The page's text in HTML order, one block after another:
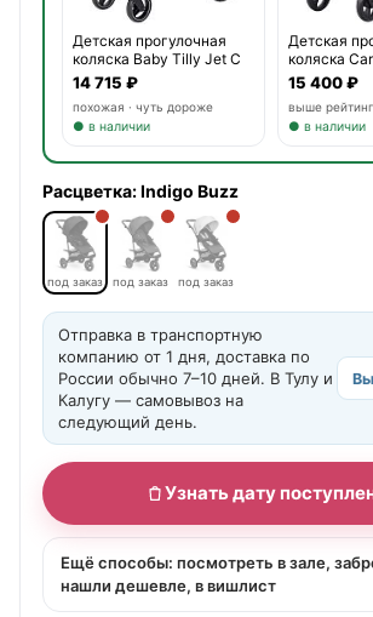
Детская прогулочная
коляска Baby Tilly Jet C
14 715 ₽
похожая · чуть дороже
● в наличии
Детская
коляска
15 400 ₽
● в наличии
Расцветка:Indigo Buzz
под заказ под заказ под заказ
Отправка в транспортную
компанию от 1 дня, доставка по
России обычно 7–10 дней. В Тулу и
Калугу — самовывоз на
следующий день.
Узнать дату
Ещё способы: посмотреть в зале,
нашли дешевле, в вишлист